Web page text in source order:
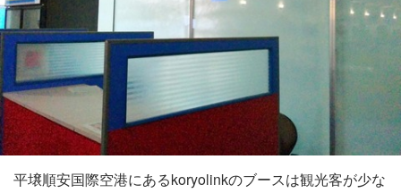
平壌順安国際空港にあるkoryolinkのブースは観光客が少な